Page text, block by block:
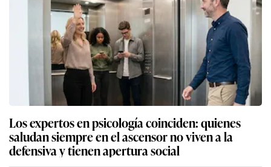
Los expertos en psicología coinciden: quienes
saludan siempre en el ascensor no viven a la
defensiva y tienen apertura social